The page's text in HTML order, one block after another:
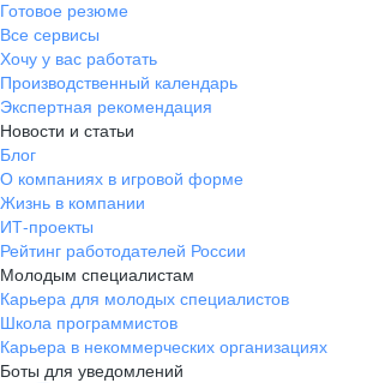
Готовое резюме
Все сервисы
Хочу у вас работать
Производственный календарь
Экспертная рекомендация
Новости и статьи
Блог
О компаниях в игровой форме
Жизнь в компании
ИТ-проекты
Рейтинг работодателей России
Молодым специалистам
Карьера для молодых специалистов
Школа программистов
Карьера в некоммерческих организациях
Боты для уведомлений